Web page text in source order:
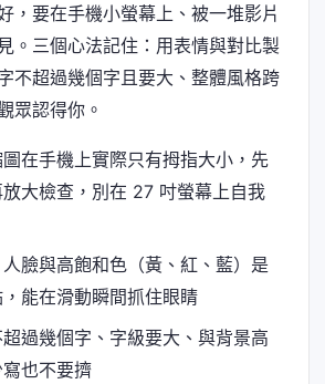
，要在手機小螢幕上、被一堆影片
。三個心法記住：用表情與對比製
不超過幾個字且要大、整體風格跨
眾認得你。
在手機上實際只有拇指大小，先
大檢查，別在 27 吋螢幕上自我
臉與高飽和色（黃、紅、藍）是
能在滑動瞬間抓住眼睛
過幾個字、字級要大、與背景高
也不要擠